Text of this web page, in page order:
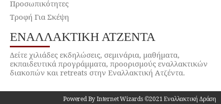
Προσωπικότητες
Τροφή Για Σκέψη
ΕΝΑΛΛΑΚΤΙΚΉ ΑΤΖΈΝΤΑ
Δείτε χιλιάδες εκδηλώσεις, σεμινάρια, μαθήματα,
εκπαιδευτικά προγράμματα, προορισμούς εναλλακτικών
διακοπών και retreats στην Εναλλακτική Ατζέντα.
Powered By Internet Wizards ©2021 Εναλλακτική Δράση